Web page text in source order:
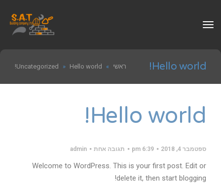
תפריט
Hello world! ראשי »
Uncategorized » Hello world!
Hello world!
ספטמבר 4, 2018 6:39 pm תגובה אחת admin
Welcome to WordPress. This is your first post. Edit or
delete it, then start blogging!